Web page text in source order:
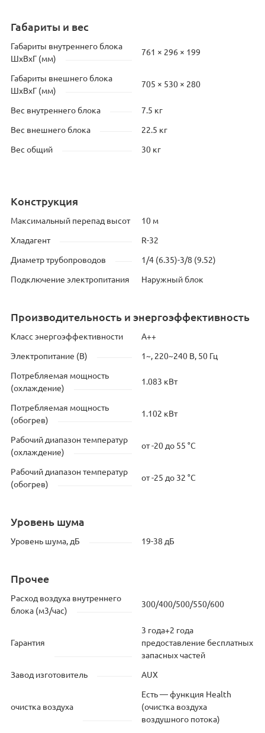
Габариты и вес
Габариты внутреннего блока
ШхВхГ (мм)
761 × 296 × 199
Габариты внешнего блока
ШхВхГ (мм)
705 × 530 × 280
Вес внутреннего блока 7.5 кг
Вес внешнего блока 22.5 кг
Вес общий 30 кг
Конструкция
Максимальный перепад высот 10 м
Хладагент R-32
Диаметр трубопроводов 1/4 (6.35)-3/8 (9.52)
Подключение электропитания Наружный блок
Производительность и энергоэффективность
Класс энергоэффективности A++
Электропитание (В) 1~, 220~240 В, 50 Гц
Потребляемая мощность
(охлаждение)
1.083 кВт
Потребляемая мощность
(обогрев)
1.102 кВт
Рабочий диапазон температур
(охлаждение)
от -20 до 55 °C
Рабочий диапазон температур
(обогрев)
от -25 до 32 °C
Уровень шума
Уровень шума, дБ 19-38 дБ
Прочее
Расход воздуха внутреннего
блока (м3/час)
300/400/500/550/600
Гарантия
3 года+2 года
предоставление бесплатных
запасных частей
Завод изготовитель AUX
очистка воздуха
Есть — функция Health
(очистка воздуха
воздушного потока)